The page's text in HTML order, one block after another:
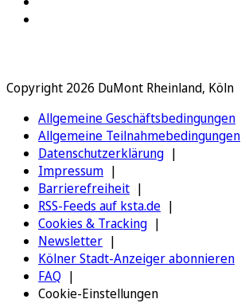
Copyright 2026 DuMont Rheinland, Köln
Allgemeine Geschäftsbedingungen
Allgemeine Teilnahmebedingungen
Datenschutzerklärung
Impressum
Barrierefreiheit
RSS-Feeds auf ksta.de
Cookies & Tracking
Newsletter
Kölner Stadt-Anzeiger abonnieren
FAQ
Cookie-Einstellungen